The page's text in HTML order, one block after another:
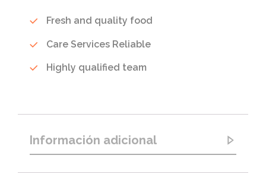
Fresh and quality food
Care Services Reliable
Highly qualified team
Información adicional